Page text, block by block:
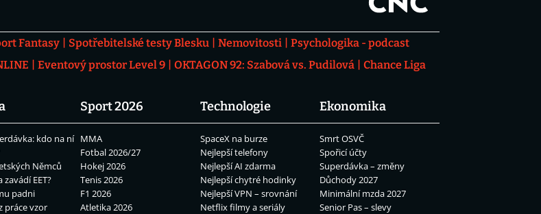
Fantasy Spotřebitelské testy Blesku Nemovitosti
Psychologika - podcast
Eventový prostor Level 9 OKTAGON 92: Szabová vs. Pudilová
Chance Liga
kdo na ní
Němců
zavádí EET?
padni
práce vzor
Sport 2026
MMA
Fotbal 2026/27
Hokej 2026
Tenis 2026
F1 2026
Atletika 2026
Technologie
SpaceX na burze
Nejlepší telefony
Nejlepší AI zdarma
Nejlepší chytré hodinky
Nejlepší VPN – srovnání
Netflix filmy a seriály
Ekonomika
Smrt OSVČ
Spořicí účty
Superdávka – změny
Důchody 2027
Minimální mzda 2027
Senior Pas – slevy